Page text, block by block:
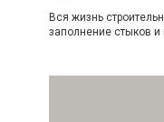
Вся жизнь
заполнение стыков